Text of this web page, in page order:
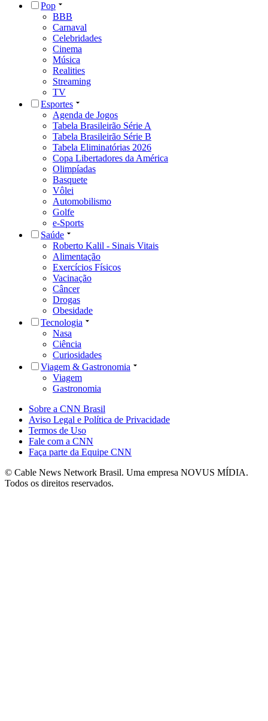
Pop
BBB
Carnaval
Celebridades
Cinema
Música
Realities
Streaming
TV
Esportes
Agenda de Jogos
Tabela Brasileirão Série A
Tabela Brasileirão Série B
Tabela Eliminatórias 2026
Copa Libertadores da América
Olimpíadas
Basquete
Vôlei
Automobilismo
Golfe
e-Sports
Saúde
Roberto Kalil - Sinais Vitais
Alimentação
Exercícios Físicos
Vacinação
Câncer
Drogas
Obesidade
Tecnologia
Nasa
Ciência
Curiosidades
Viagem & Gastronomia
Viagem
Gastronomia
Sobre a CNN Brasil
Aviso Legal e Política de Privacidade
Termos de Uso
Fale com a CNN
Faça parte da Equipe CNN
© Cable News Network Brasil. Uma empresa NOVUS MÍDIA.
Todos os direitos reservados.